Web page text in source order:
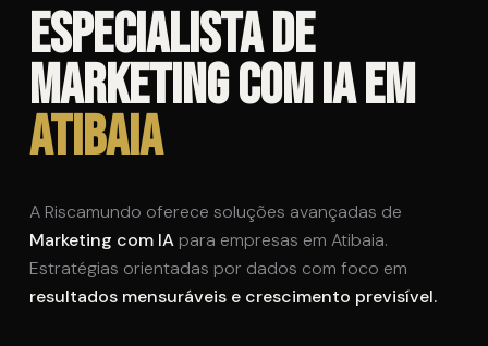
Especialista de
Marketing com IA em
Atibaia
A Riscamundo oferece soluções avançadas de
Marketing com IApara empresas em Atibaia.
Estratégias orientadas por dados com foco em
resultados mensuráveis e crescimento previsível.